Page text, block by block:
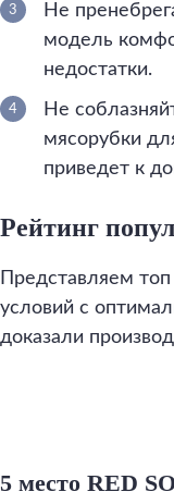
Не
модель
недостатки.
Не
мясорубки
приведет к
Рейтинг
Представляем
условий с
доказали
5 место RED